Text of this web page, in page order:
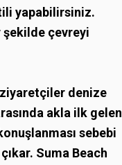
yapabilirsiniz.
şekilde çevreyi
denize
akla ilk gelen
sebebi
Suma Beach